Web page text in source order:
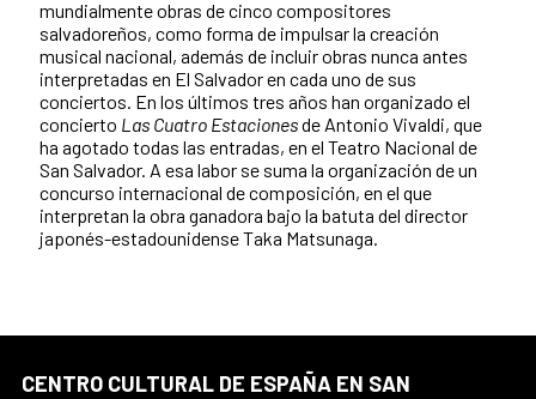
mundialmente obras de cinco compositores
salvadoreños, como forma de impulsar la creación
musical nacional, además de incluir obras nunca antes
interpretadas en El Salvador en cada uno de sus
conciertos. En los últimos tres años han organizado el
concierto Las Cuatro Estacionesde Antonio Vivaldi, que
ha agotado todas las entradas, en el Teatro Nacional de
San Salvador. A esa labor se suma la organización de un
concurso internacional de composición, en el que
interpretan la obra ganadora bajo la batuta del director
japonés-estadounidense Taka Matsunaga.
CENTRO CULTURAL DE ESPAÑA EN SAN